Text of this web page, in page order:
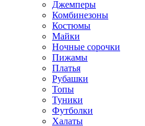
Джемперы
Комбинезоны
Костюмы
Майки
Ночные сорочки
Пижамы
Платья
Рубашки
Топы
Туники
Футболки
Халаты